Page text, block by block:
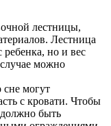
лестницы,
Лестница
ребенка, но и вес
случае можно
могут
с кровати. Чтобы
быть